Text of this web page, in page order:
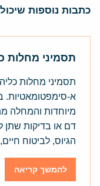
כתבות נוספות
תסמיני מחלות
תסמיני מחלות
א-סימפטומאטיות.
מיוחדות והמחלה
דם או בדיקות שתן
הגיוס, לביטוח
להמשך קריאה